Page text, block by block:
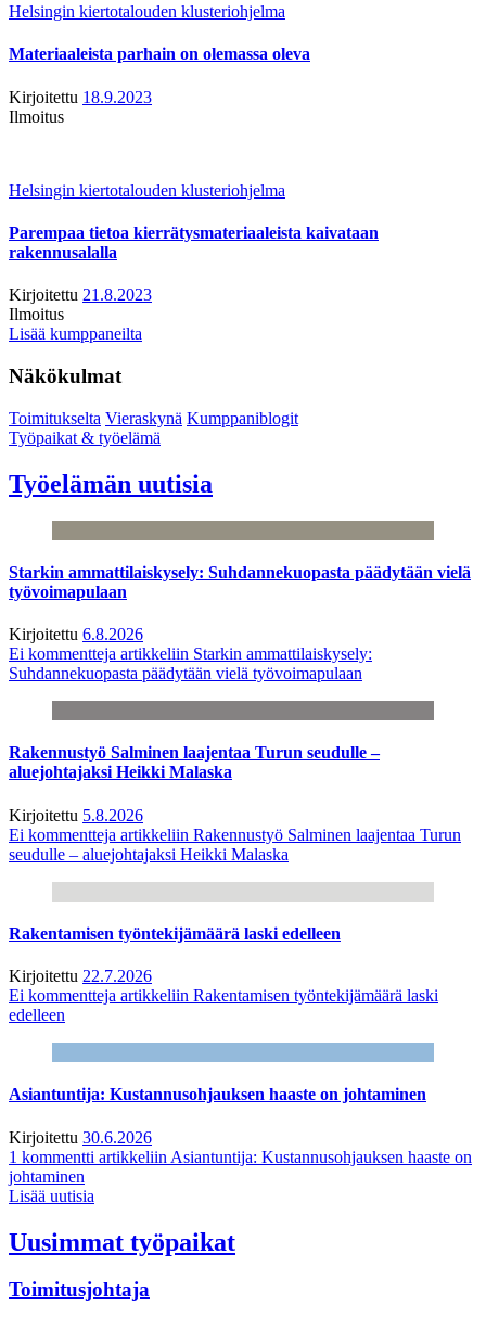
Helsingin kiertotalouden klusteriohjelma
Materiaaleista parhain on olemassa oleva
Kirjoitettu 18.9.2023
Ilmoitus
Helsingin kiertotalouden klusteriohjelma
Parempaa tietoa kierrätysmateriaaleista kaivataan
rakennusalalla
Kirjoitettu 21.8.2023
Ilmoitus
Lisää kumppaneilta
Näkökulmat
Toimitukselta Vieraskynä Kumppaniblogit
Työpaikat & työelämä
Työelämän uutisia
Starkin ammattilaiskysely: Suhdannekuopasta päädytään vielä
työvoimapulaan
Kirjoitettu 6.8.2026
Ei kommentteja artikkeliin Starkin ammattilaiskysely:
Suhdannekuopasta päädytään vielä työvoimapulaan
Rakennustyö Salminen laajentaa Turun seudulle –
aluejohtajaksi Heikki Malaska
Kirjoitettu 5.8.2026
Ei kommentteja artikkeliin Rakennustyö Salminen laajentaa Turun
seudulle – aluejohtajaksi Heikki Malaska
Rakentamisen työntekijämäärä laski edelleen
Kirjoitettu 22.7.2026
Ei kommentteja artikkeliin Rakentamisen työntekijämäärä laski
edelleen
Asiantuntija: Kustannusohjauksen haaste on johtaminen
Kirjoitettu 30.6.2026
1 kommentti artikkeliin Asiantuntija: Kustannusohjauksen haaste on
johtaminen
Lisää uutisia
Uusimmat työpaikat
Toimitusjohtaja